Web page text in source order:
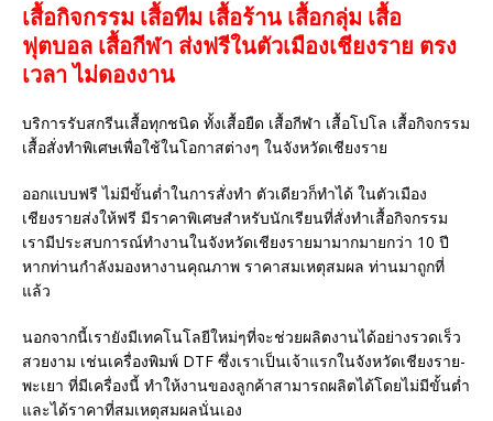
เสื้อกิจกรรม เสื้อทีม เสื้อร้าน เสื้อกลุ่ม เสื้อ
ฟุตบอล เสื้อกีฬา ส่งฟรีในตัวเมืองเชียงราย ตรง
เวลา ไม่ดองงาน
บริการรับสกรีนเสื้อทุกชนิด ทั้งเสื้อยืด เสื้อกีฬา เสื้อโปโล เสื้อกิจกรรม
เสื้อสั่งทำพิเศษเพื่อใช้ในโอกาสต่างๆ ในจังหวัดเชียงราย
ออกแบบฟรี ไม่มีขั้นต่ำในการสั่งทำ ตัวเดียวก็ทำได้ ในตัวเมือง
เชียงรายส่งให้ฟรี มีราคาพิเศษสำหรับนักเรียนที่สั่งทำเสื้อกิจกรรม
เรามีประสบการณ์ทำงานในจังหวัดเชียงรายมามากมายกว่า 10 ปี
หากท่านกำลังมองหางานคุณภาพ ราคาสมเหตุสมผล ท่านมาถูกที่
แล้ว
นอกจากนี้เรายังมีเทคโนโลยีใหม่ๆที่จะช่วยผลิตงานได้อย่างรวดเร็ว
สวยงาม เช่นเครื่องพิมพ์ DTF ซึ่งเราเป็นเจ้าแรกในจังหวัดเชียงราย-
พะเยา ที่มีเครื่องนี้ ทำให้งานของลูกค้าสามารถผลิตได้โดยไม่มีขั้นต่ำ
และได้ราคาที่สมเหตุสมผลนั่นเอง